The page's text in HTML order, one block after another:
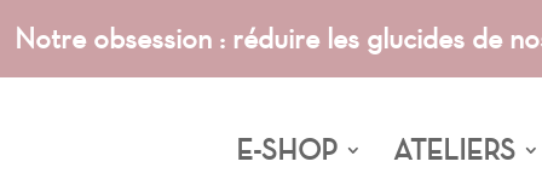
Notre obsession : réduire les glucides de
E-SHOP ATELIERS